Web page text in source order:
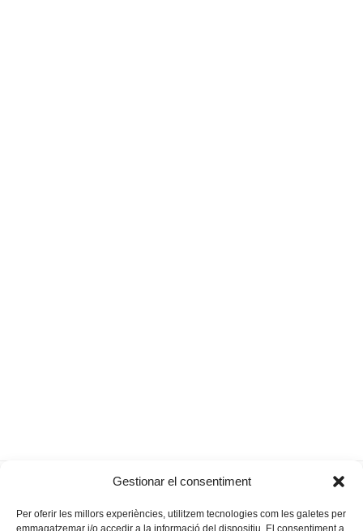
Gestionar el consentiment
Per oferir les millors experiències, utilitzem tecnologies com les galetes per
emmagatzemar i/o accedir a la informació del dispositiu. El consentiment a
next